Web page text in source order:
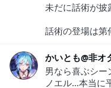
未だに話術が披
話術の登場は第
かいとも@非オ
男なら喜ぶシー
ノエル…本当に